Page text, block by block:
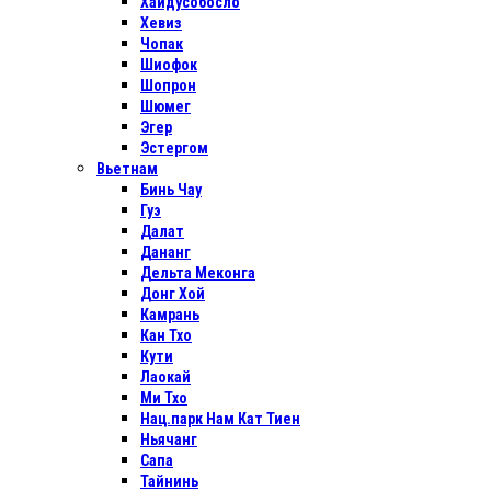
Хевиз
Чопак
Шиофок
Шопрон
Шюмег
Эгер
Эстергом
Вьетнам
Бинь Чау
Гуэ
Далат
Дананг
Дельта Меконга
Донг Хой
Камрань
Кан Тхо
Кути
Лаокай
Ми Тхо
Нац.парк Нам Кат Тиен
Ньячанг
Сапа
Тайнинь